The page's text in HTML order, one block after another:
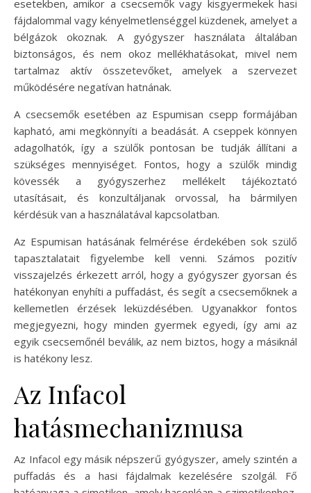
esetekben, amikor a csecsemők vagy kisgyermekek hasi
fájdalommal vagy kényelmetlenséggel küzdenek, amelyet a
bélgázok okoznak. A gyógyszer használata általában
biztonságos, és nem okoz mellékhatásokat, mivel nem
tartalmaz aktív összetevőket, amelyek a szervezet
működésére negatívan hatnának.
A csecsemők esetében az Espumisan csepp formájában
kapható, ami megkönnyíti a beadását. A cseppek könnyen
adagolhatók, így a szülők pontosan be tudják állítani a
szükséges mennyiséget. Fontos, hogy a szülők mindig
kövessék a gyógyszerhez mellékelt tájékoztató
utasításait, és konzultáljanak orvossal, ha bármilyen
kérdésük van a használatával kapcsolatban.
Az Espumisan hatásának felmérése érdekében sok szülő
tapasztalatait figyelembe kell venni. Számos pozitív
visszajelzés érkezett arról, hogy a gyógyszer gyorsan és
hatékonyan enyhíti a puffadást, és segít a csecsemőknek a
kellemetlen érzések leküzdésében. Ugyanakkor fontos
megjegyezni, hogy minden gyermek egyedi, így ami az
egyik csecsemőnél beválik, az nem biztos, hogy a másiknál
is hatékony lesz.
Az Infacol
hatásmechanizmusa
Az Infacol egy másik népszerű gyógyszer, amely szintén a
puffadás és a hasi fájdalmak kezelésére szolgál. Fő